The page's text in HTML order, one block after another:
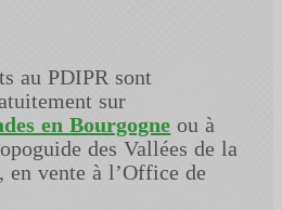
au PDIPR sont
sur
en Bourgogne ou à
des Vallées de la
vente à l’Office de